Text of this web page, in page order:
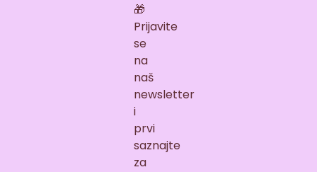
🎁
Prijavite
se
na
naš
newsletter
i
prvi
saznajte
za